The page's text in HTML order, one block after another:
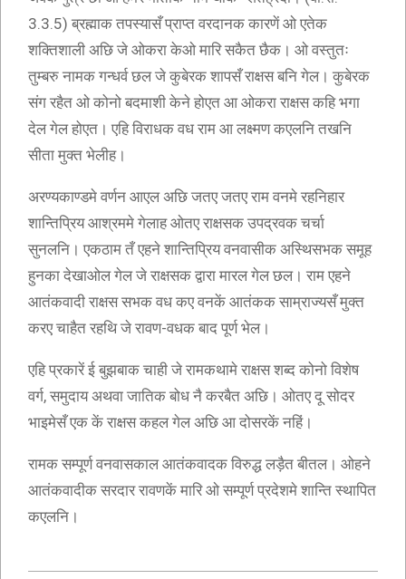
3.3.5) ब्रह्माक तपस्यासँ प्राप्त वरदानक कारणें ओ एतेक
शक्तिशाली अछि जे ओकरा केओ मारि सकैत छैक। ओ वस्तुतः
तुम्बरु नामक गन्धर्व छल जे कुबेरक शापसँ राक्षस बनि गेल। कुबेरक
संग रहैत ओ कोनो बदमाशी केने होएत आ ओकरा राक्षस कहि भगा
देल गेल होएत। एहि विराधक वध राम आ लक्ष्मण कएलनि तखनि
सीता मुक्त भेलीह।
अरण्यकाण्डमे वर्णन आएल अछि जतए जतए राम वनमे रहनिहार
शान्तिप्रिय आश्रममे गेलाह ओतए राक्षसक उपद्रवक चर्चा
सुनलनि। एकठाम तँ एहने शान्तिप्रिय वनवासीक अस्थिसभक समूह
हुनका देखाओल गेल जे राक्षसक द्वारा मारल गेल छल। राम एहने
आतंकवादी राक्षस सभक वध कए वनकें आतंकक साम्राज्यसँ मुक्त
करए चाहैत रहथि जे रावण-वधक बाद पूर्ण भेल।
एहि प्रकारें ई बुझबाक चाही जे रामकथामे राक्षस शब्द कोनो विशेष
वर्ग, समुदाय अथवा जातिक बोध नै करबैत अछि। ओतए दू सोदर
भाइमेसँ एक कें राक्षस कहल गेल अछि आ दोसरकें नहिं।
रामक सम्पूर्ण वनवासकाल आतंकवादक विरुद्ध लड़ैत बीतल। ओहने
आतंकवादीक सरदार रावणकें मारि ओ सम्पूर्ण प्रदेशमे शान्ति स्थापित
कएलनि।